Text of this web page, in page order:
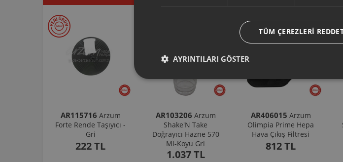
AR115716 Arzum
Forte Rende Taşıyıcı -
Gri
222 TL
AR103206 Arzum
Shake'N Take
Doğrayıcı Hazne 570
Ml-Koyu Gri
1.037 TL
AR406015 Arzum
Olimpia Prime Hepa
Hava Çıkış Filtresi
812 TL
TÜM ÇEREZLERI
AYRINTILARI GÖSTER